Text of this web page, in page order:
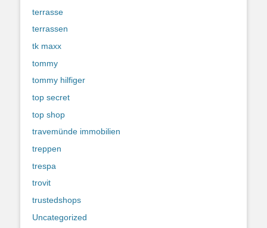
terrasse
terrassen
tk maxx
tommy
tommy hilfiger
top secret
top shop
travemünde immobilien
treppen
trespa
trovit
trustedshops
Uncategorized